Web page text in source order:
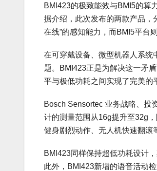
BMI423的极致能效与BMI5的算
据介绍，此次发布的两款产品，
在线”的感知能力，而BMI5平台
在可穿戴设备、微型机器人系统
题。BMI423正是为解决这一矛
平与极低功耗之间实现了完美的
Bosch Sensortec 业务战略、投
计的测量范围从16g提升至32g
健身剧烈动作、无人机快速翻滚
BMI423同样保持超低功耗设计
此外，BMI423新增的语音活动